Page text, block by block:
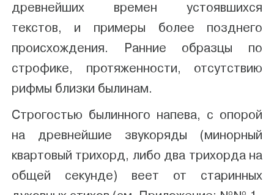
древнейших времен устоявшихся
текстов, и примеры более позднего
происхождения. Ранние образцы по
строфике, протяженности, отсутствию
рифмы близки былинам.
Строгостью былинного напева, с опорой
на древнейшие звукоряды (минорный
квартовый трихорд, либо два трихорда на
общей секунде) веет от старинных